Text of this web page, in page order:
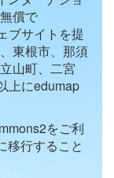
償で
ブサイトを提
東根市、那須
山町、二宮
上にedumap
をご利
移行すること